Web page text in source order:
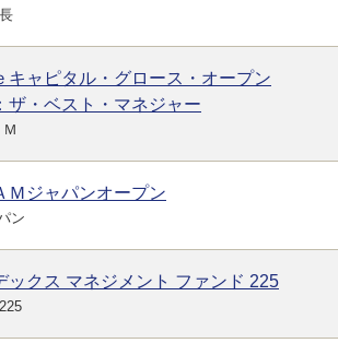
キャピタル・グロース・オープン
ザ・ベスト・マネジャー
Ｍジャパンオープン
ン
ックス マネジメント ファンド 225